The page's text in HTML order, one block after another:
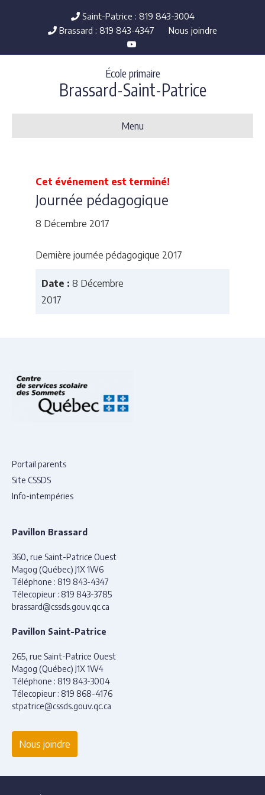
Saint-Patrice : 819 843-3004
Brassard : 819 843-4347
Nous joindre
Y
o
u
u
b
e
École primaire
Brassard-Saint-Patrice
Menu
Cet événement est terminé!
Journée pédagogique
8 Décembre 2017
Dernière journée pédagogique 2017
Date : 8 Décembre
2017
Portail parents
Site CSSDS
Info-intempéries
Pavillon Brassard
360, rue Saint-Patrice Ouest
Magog (Québec) J1X 1W6
Téléphone : 819 843-4347
Télecopieur : 819 843-3785
brassard@cssds.gouv.qc.ca
Pavillon Saint-Patrice
265, rue Saint-Patrice Ouest
Magog (Québec) J1X 1W4
Téléphone : 819 843-3004
Télecopieur : 819 868-4176
stpatrice@cssds.gouv.qc.ca
Nous joindre